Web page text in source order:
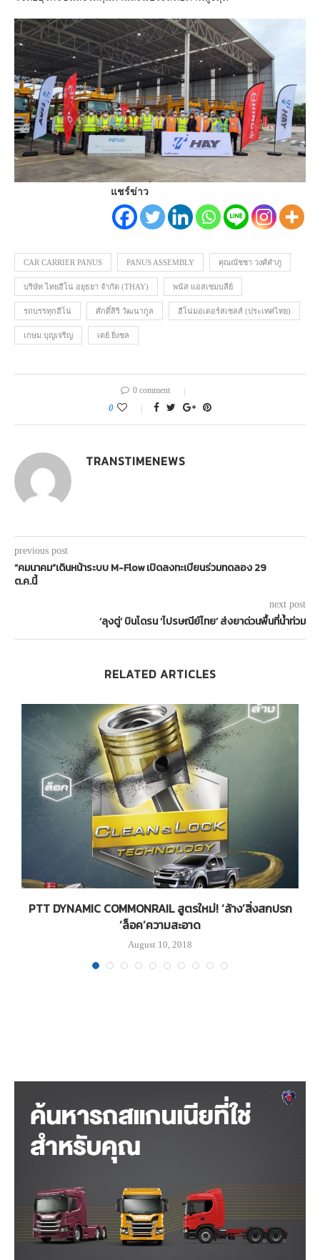
แชร์ข่าว
CAR CARRIER PANUS PANUS ASSEMBLY คุณณัชชา วงศ์คำภู
บริษัท ไทยฮีโน่ อยุธยา จำกัด (THAY) พนัส แอสเซมบลีย์
รถบรรทุกฮีโน่ ศักดิ์สิริ วัฒนากูล ฮีโน่มอเตอร์สเซลส์ (ประเทศไทย)
เกษม บุญเจริญ เดย์ ยิ่งชล
0 comment
0
TRANSTIMENEWS
previous post
“คมนาคม”เดินหน้าระบบ M-Flow เปิดลงทะเบียนร่วมทดลอง 29
ต.ค.นี้
next post
‘ลุงตู่’ บินโดรน ‘ไปรษณีย์ไทย’ ส่งยาด่วนพื้นที่น้ำท่วม
RELATED ARTICLES
PTT DYNAMIC COMMONRAIL สูตรใหม่! ‘ล้าง’สิ่งสกปรก
‘ล็อค’ความสะอาด
August 10, 2018